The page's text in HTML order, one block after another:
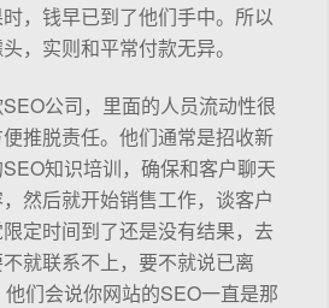
，钱早已到了他们手中。所以
，实则和平常付款无异。
公司，里面的人员流动性很
推脱责任。他们通常是招收新
知识培训，确保和客户聊天
然后就开始销售工作，谈客户
定时间到了还是没有结果，去
就联系不上，要不就说已离
们会说你网站的SEO一直是那